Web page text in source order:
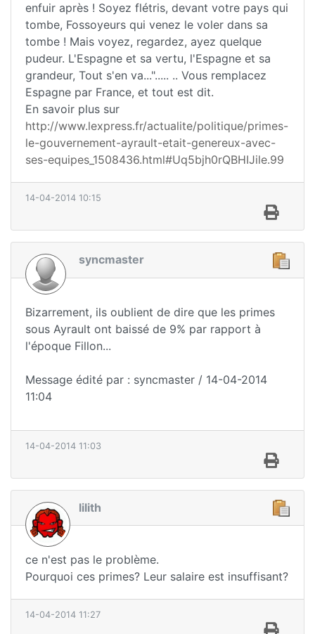
enfuir après ! Soyez flétris, devant votre pays qui
tombe, Fossoyeurs qui venez le voler dans sa
tombe ! Mais voyez, regardez, ayez quelque
pudeur. L'Espagne et sa vertu, l'Espagne et sa
grandeur, Tout s'en va..."..... .. Vous remplacez
Espagne par France, et tout est dit.
En savoir plus sur
http://www.lexpress.fr/actualite/politique/primes-
le-gouvernement-ayrault-etait-genereux-avec-
ses-equipes_1508436.html#Uq5bjh0rQBHIJile.99
14-04-2014 10:15
syncmaster
Bizarrement, ils oublient de dire que les primes
sous Ayrault ont baissé de 9% par rapport à
l'époque Fillon...
Message édité par : syncmaster / 14-04-2014
11:04
14-04-2014 11:03
lilith
ce n'est pas le problème.
Pourquoi ces primes? Leur salaire est insuffisant?
14-04-2014 11:27